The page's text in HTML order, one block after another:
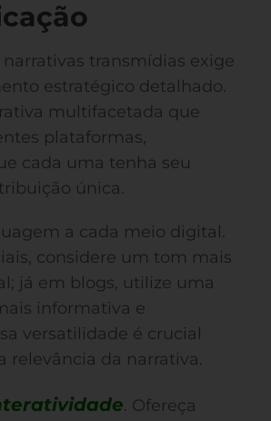
transmídias exige
estratégico detalhado.
multifacetada que
plataformas,
cada uma tenha seu
única.
a cada meio digital.
considere um tom mais
já em blogs, utilize uma
informativa e
versatilidade é crucial
relevância da narrativa.
. Ofereça